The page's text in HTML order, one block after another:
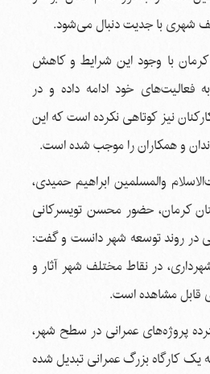
شهری با جدیت دنبال می‌شود.
کرمان با وجود این شرایط و کاهش
فعالیت‌های خود ادامه داده و در
نیز کوتاهی نکرده است که این
و همکاران را موجب شده است.
والمسلمین ابراهیم حمیدی،
کرمان، حضور محسن تویسرکانی
در روند توسعه شهر دانست و گفت:
در نقاط مختلف شهر آثار و
قابل مشاهده است.
پروژه‌های عمرانی در سطح شهر،
یک کارگاه بزرگ عمرانی تبدیل شده